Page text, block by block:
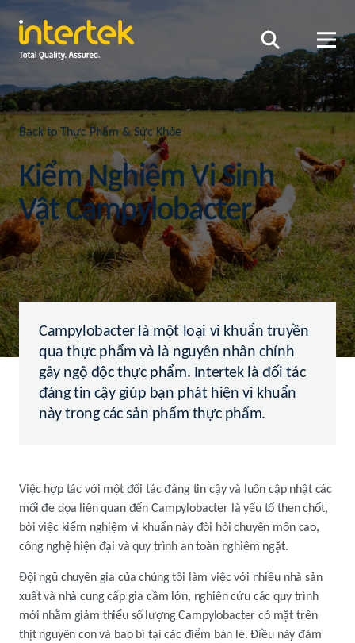
Back to Thực Phẩm & Sức Khỏe
Kiểm Nghiệm Vi Sinh
Vật Campylobacter
Campylobacter là một loại vi khuẩn truyền
qua thực phẩm và là nguyên nhân chính
gây ngộ độc thực phẩm. Intertek là đối tác
đáng tin cậy giúp bạn phát hiện vi khuẩn
này trong các sản phẩm thực phẩm.
Việc hợp tác với một đối tác đáng tin cậy và luôn cập nhật các
mối đe dọa liên quan đến Campylobacter là yếu tố then chốt,
bởi việc kiểm nghiệm vi khuẩn này đòi hỏi chuyên môn cao,
công nghệ hiện đại và quy trình an toàn nghiêm ngặt.
Đội ngũ chuyên gia của chúng tôi làm việc với nhiều nhà sản
xuất và nhà cung cấp gia cầm lớn, nghiên cứu các quy trình
mới nhằm giảm thiểu số lượng Campylobacter có mặt trên
thịt nguyên con và bao bì tại các điểm bán lẻ. Điều này đảm